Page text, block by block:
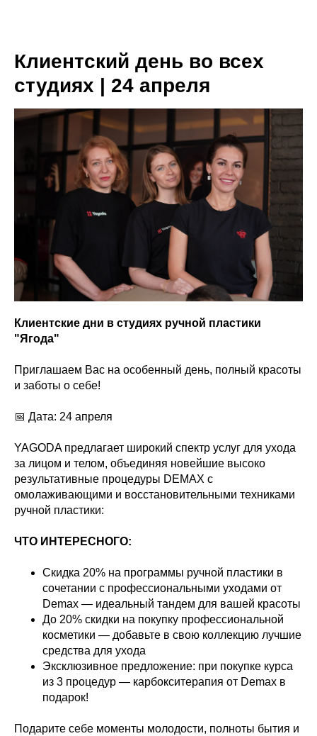
Клиентский день во всех
студиях | 24 апреля
Клиентские дни в студиях ручной пластики
"Ягода"
Приглашаем Вас на особенный день, полный красоты
и заботы о себе!
📅 Дата: 24 апреля
YAGODA предлагает широкий спектр услуг для ухода
за лицом и телом, объединяя новейшие высоко
результативные процедуры DEMAX с
омолаживающими и восстановительными техниками
ручной пластики:
ЧТО ИНТЕРЕСНОГО:
Скидка 20% на программы ручной пластики в
сочетании с профессиональными уходами от
Demax — идеальный тандем для вашей красоты
До 20% скидки на покупку профессиональной
косметики — добавьте в свою коллекцию лучшие
средства для ухода
Эксклюзивное предложение: при покупке курса
из 3 процедур — карбокситерапия от Demax в
подарок!
Подарите себе моменты молодости, полноты бытия и